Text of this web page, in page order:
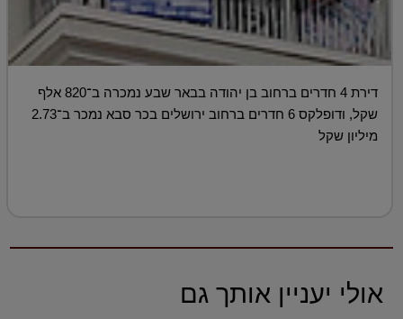
דירת 4 חדרים ברחוב בן יהודה בבאר שבע נמכרה ב־820 אלף
שקל, ודופלקס 6 חדרים ברחוב ירושלים בכר סבא נמכר ב־2.73
מיליון שקל
אולי יעניין אותך גם